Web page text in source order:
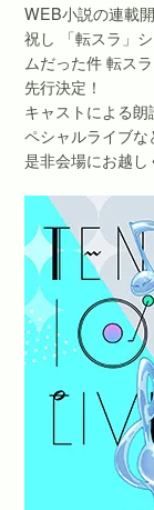
WEB小説の連載
祝し 「転スラ」
ムだった件 転ス
先行決定！
キャストによる
ペシャルライブな
是非会場にお越し